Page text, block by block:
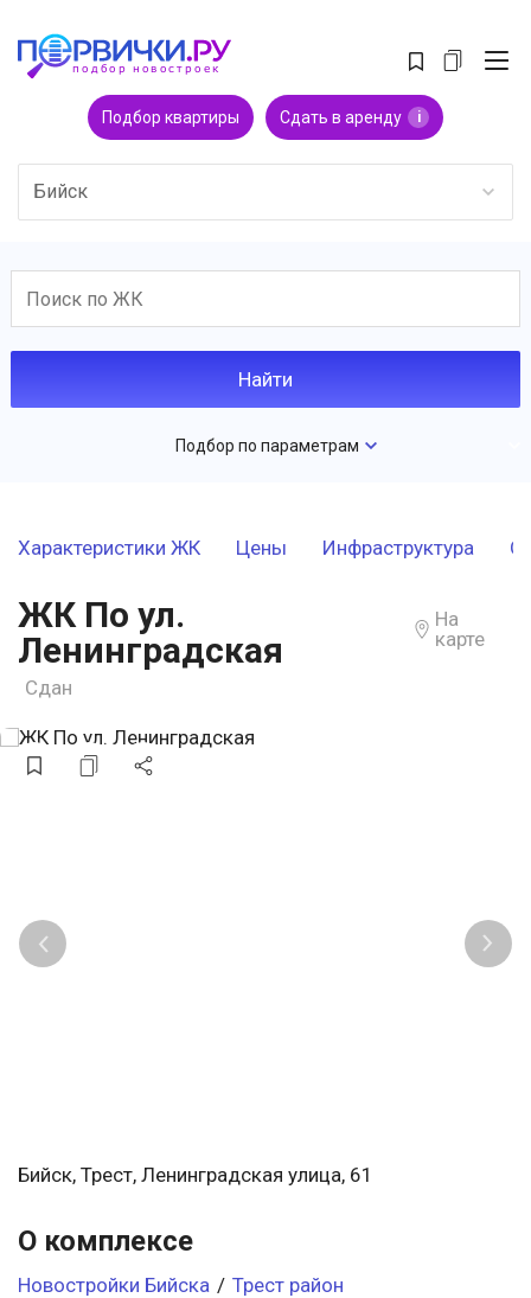
Подбор квартиры Сдать в аренду i
Бийск
Подбор по параметрам
Характеристики ЖК Цены Инфраструктура
ЖК По ул.
Ленинградская
На
карте
Сдан
Бийск, Трест, Ленинградская улица, 61
О комплексе
Новостройки Бийска / Трест район